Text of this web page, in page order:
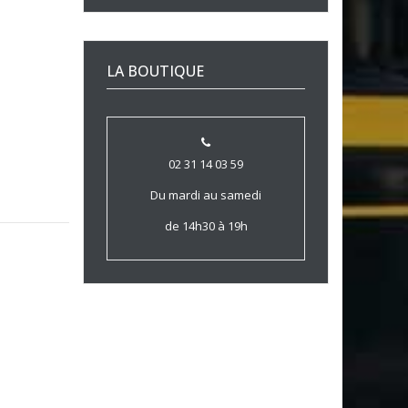
LA BOUTIQUE
02 31 14 03 59
Du mardi au samedi
de 14h30 à 19h